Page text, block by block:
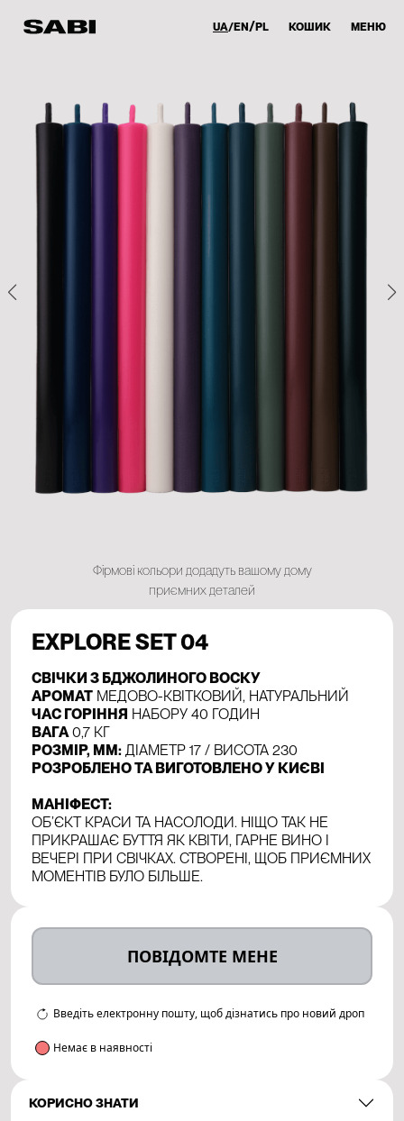
UA EN PL КОШИК МЕНЮ
Фірмові кольори додадуть вашому дому
приємних деталей
EXPLORE SET 04
СВІЧКИ З БДЖОЛИНОГО ВОСКУ
АРОМАТ МЕДОВО-КВІТКОВИЙ, НАТУРАЛЬНИЙ
ЧАС ГОРІННЯ НАБОРУ 40 ГОДИН
ВАГА0,7 КГ
РОЗМІР, ММ: ДІАМЕТР 17 / ВИСОТА 230
РОЗРОБЛЕНО ТА ВИГОТОВЛЕНО У КИЄВІ
МАНІФЕСТ:
ОБ’ЄКТ КРАСИ ТА НАСОЛОДИ. НІЩО ТАК НЕ
ПРИКРАШАЄ БУТТЯ ЯК КВІТИ, ГАРНЕ ВИНО І
ВЕЧЕРІ ПРИ СВІЧКАХ. СТВОРЕНІ, ЩОБ ПРИЄМНИХ
МОМЕНТІВ БУЛО БІЛЬШЕ.
ПОВІДОМТЕ МЕНЕ
Введіть електронну пошту, щоб дізнатись про новий дроп
Немає в наявності
КОРИСНО ЗНАТИ